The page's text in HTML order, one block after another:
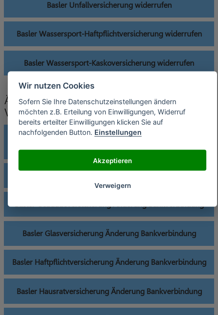
Basler Unfallversicherung widerrufen
Basler Wassersport-Haftpflichtversicherung widerrufen
Basler Wassersport-Kaskoversicherung widerrufen
Änderung der Bankverbindung an Basler
Versicherungen senden
Basler Berufsunfähigkeitsversicherung Änderung
Basler Gebäudeversicherung Änderung Bankverbindung
Basler Glasversicherung Änderung Bankverbindung
Basler Haftpflichtversicherung Änderung Bankverbindung
Basler Hausratversicherung Änderung Bankverbindung
Wir nutzen Cookies
Sofern Sie Ihre Datenschutzeinstellungen ändern
möchten z.B. Erteilung von Einwilligungen, Widerruf
bereits erteilter Einwilligungen klicken Sie auf
nachfolgenden Button. Einstellungen
Akzeptieren
Verweigern